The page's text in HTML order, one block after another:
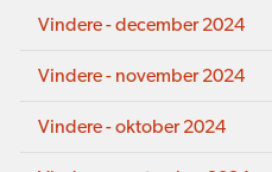
Vindere - december 2024
Vindere - november 2024
Vindere - oktober 2024